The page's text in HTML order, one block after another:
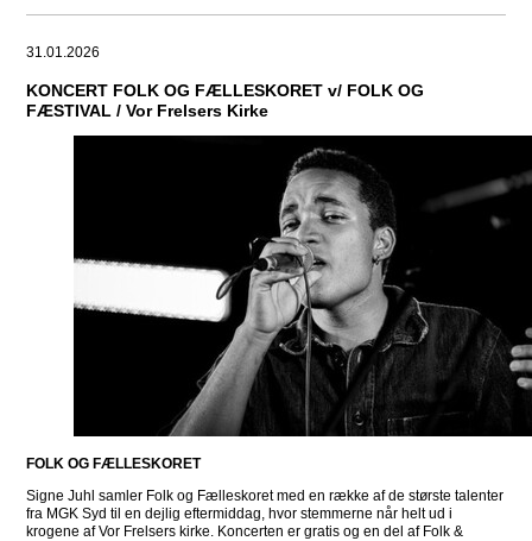
31.01.2026
KONCERT FOLK OG FÆLLESKORET v/ FOLK OG
FÆSTIVAL / Vor Frelsers Kirke
FOLK OG FÆLLESKORET
Signe Juhl samler Folk og Fælleskoret med en række af de største talenter
fra MGK Syd til en dejlig eftermiddag, hvor stemmerne når helt ud i
krogene af Vor Frelsers kirke. Koncerten er gratis og en del af Folk &